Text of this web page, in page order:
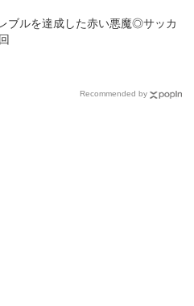
ブルを達成した赤い悪魔◎サッカ
Recommended by